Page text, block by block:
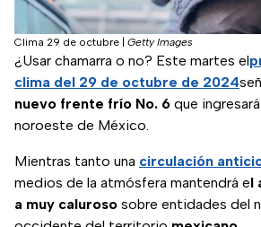
Clima 29 de octubre Getty Images
¿Usar chamarra o no? Este martes el
clima del 29 de octubre de 2024
nuevo frente frío No. 6 que
noroeste de México.
Mientras tanto una circulación
medios de la atmósfera mantendrá el
a muy caluroso sobre entidades del